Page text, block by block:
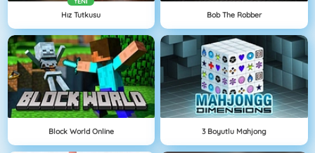
Hız Tutkusu Bob The Robber
Block World Online 3 Boyutlu Mahjong